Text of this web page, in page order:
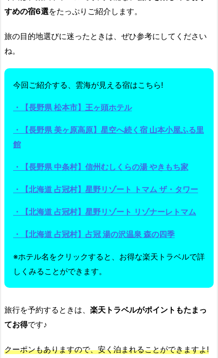
すめの宿6選をたっぷりご紹介します。
旅の目的地選びに迷ったときは、ぜひ参考にしてください
ね。
今回ご紹介する、雲海が見える宿はこちら!
・【長野県 松本市】王ヶ頭ホテル
・【長野県 美ヶ原高原】星空へ続く宿 山本小屋ふる里
館
・【長野県 中条村】信州むしくらの湯 やきもち家
・【北海道 占冠村】星野リゾート トマム ザ・タワー
・【北海道 占冠村】星野リゾート リゾナーレトマム
・【北海道 占冠村】占冠 湯の沢温泉 森の四季
※ホテル名をクリックすると、お得な楽天トラベルで詳
しくみることができます。
旅行を予約するときは、 楽天トラベルがポイントもたまっ
てお得です♪
クーポンもありますので、安く泊まれることができますよ!